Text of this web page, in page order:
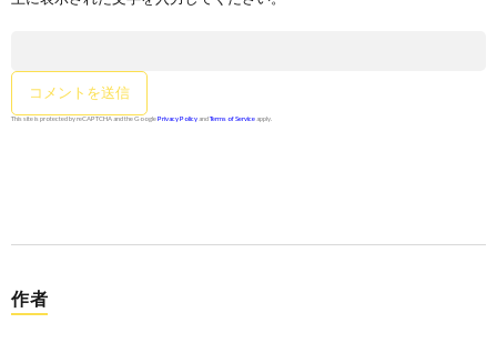
This site is protected by reCAPTCHA and the GooglePrivacy Policy andTerms of Service apply.
作者